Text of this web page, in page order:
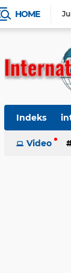
HOME
Indeks
Ekbis
Video